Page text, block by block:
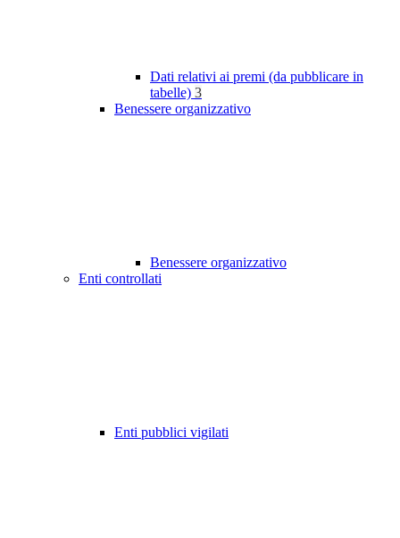
Dati relativi ai premi (da pubblicare in
tabelle) 3
Benessere organizzativo
Benessere organizzativo
Enti controllati
Enti pubblici vigilati